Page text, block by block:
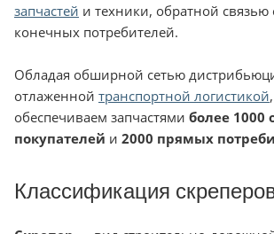
запчастей и техники, обратной
конечных потребителей.
Обладая обширной сетью
отлаженной транспортной логистикой
обеспечиваем запчастями более 1000
покупателей и 2000 прямых
Классификация